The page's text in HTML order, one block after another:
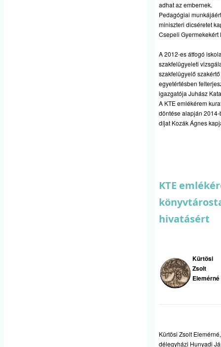
adhat az embernek.
Pedagógiai
miniszteri dicséretet
Csepeli Gyermekekért
A 2012-es átfogó
szakfelügyeleti
szakfelügyelő
egyetértésben
igazgatója Juhász
A KTE emlékérem
döntése alapján
díjat Kozák Ágnes
KTE
hivatásért
Kürtösi
Zsolt
Elemérné
Kürtösi Zsolt
délegyházi Hunyadi